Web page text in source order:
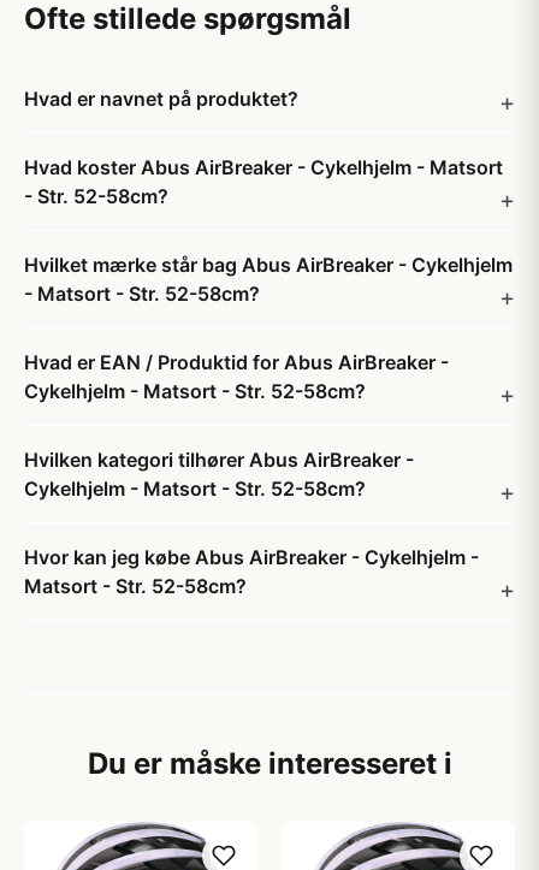
Ofte stillede spørgsmål
Hvad er navnet på produktet?
Hvad koster Abus AirBreaker - Cykelhjelm - Matsort
- Str. 52-58cm?
Hvilket mærke står bag Abus AirBreaker - Cykelhjelm
- Matsort - Str. 52-58cm?
Hvad er EAN / Produktid for Abus AirBreaker -
Cykelhjelm - Matsort - Str. 52-58cm?
Hvilken kategori tilhører Abus AirBreaker -
Cykelhjelm - Matsort - Str. 52-58cm?
Hvor kan jeg købe Abus AirBreaker - Cykelhjelm -
Matsort - Str. 52-58cm?
Du er måske interesseret i